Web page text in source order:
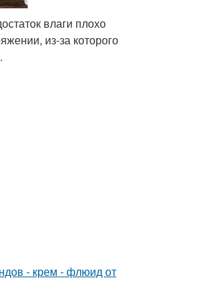
влаги плохо
из-за которого
- крем - флюид от